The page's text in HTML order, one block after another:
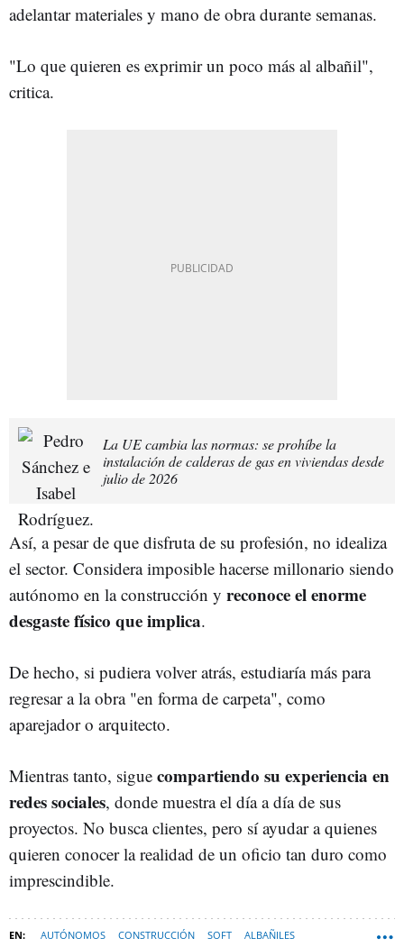
adelantar materiales y mano de obra durante semanas.
"Lo que quieren es exprimir un poco más al albañil",
critica.
La UE cambia las normas: se prohíbe la
instalación de calderas de gas en viviendas desde
julio de 2026
Así, a pesar de que disfruta de su profesión, no idealiza
el sector. Considera imposible hacerse millonario siendo
autónomo en la construcción y reconoce el enorme
desgaste físico que implica.
De hecho, si pudiera volver atrás, estudiaría más para
regresar a la obra "en forma de carpeta", como
aparejador o arquitecto.
Mientras tanto, sigue compartiendo su experiencia en
redes sociales, donde muestra el día a día de sus
proyectos. No busca clientes, pero sí ayudar a quienes
quieren conocer la realidad de un oficio tan duro como
imprescindible.
AUTÓNOMOS CONSTRUCCIÓN SOFT ALBAÑILES